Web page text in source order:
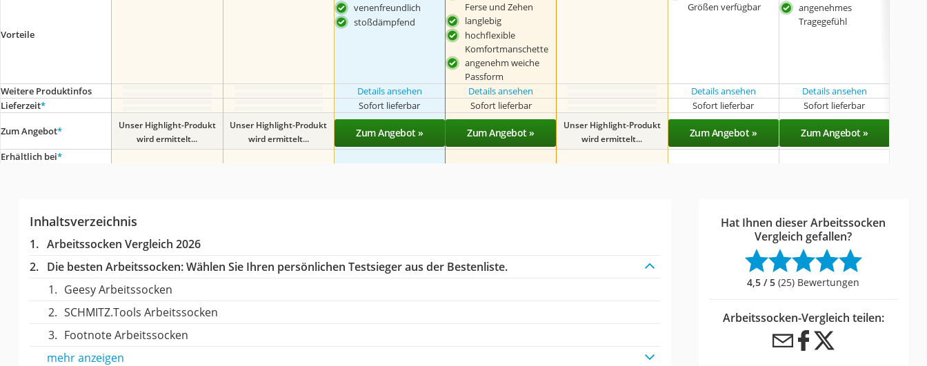
Vorteile
venenfreundlich
stoßdämpfend
Ferse und Zehen
langlebig
hochflexible
Komfortmanschette
angenehm weiche
Passform
Größen verfügbar
angenehmes
Tragegefühl
Weitere Produktinfos Details ansehen Details ansehen Details ansehen Details ansehen
Lieferzeit* Sofort lieferbar Sofort lieferbar Sofort lieferbar Sofort lieferbar
Zum Angebot*
Unser Highlight-Produkt
wird ermittelt...
Unser Highlight-Produkt
wird ermittelt...
Zum Angebot » Zum Angebot »
Unser Highlight-Produkt
wird ermittelt...
Zum Angebot » Zum Angebot »
Erhältlich bei*
Inhaltsverzeichnis
Arbeitssocken Vergleich 2026
Die besten Arbeitssocken:Wählen Sie Ihren persönlichen Testsieger aus der Bestenliste.
Geesy Arbeitssocken
SCHMITZ.Tools Arbeitssocken
Footnote Arbeitssocken
mehr anzeigen
Hat Ihnen dieser Arbeitssocken
Vergleich gefallen?
4,5 / 5 (25) Bewertungen
Arbeitssocken-Vergleich teilen: